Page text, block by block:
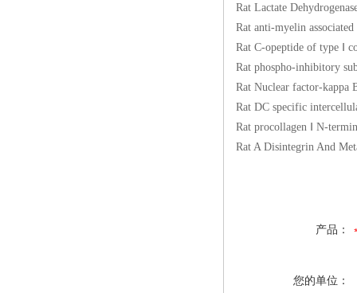
Rat Lactate
Rat anti-myelin
Rat C-opeptide of type
Rat phospho-inhibitory
Rat Nuclear factor-
Rat DC specific
Rat procollagen Ⅰ N-
Rat A Disintegrin And
产品：
您的单位：